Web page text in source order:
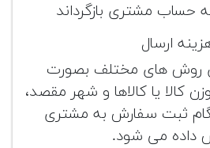
حساب مشتری بازگرداند
ارسال
روش های مختلف بصورت
کالا یا کالاها و شهر مقصد،
ثبت سفارش به مشتری
داده می شود.